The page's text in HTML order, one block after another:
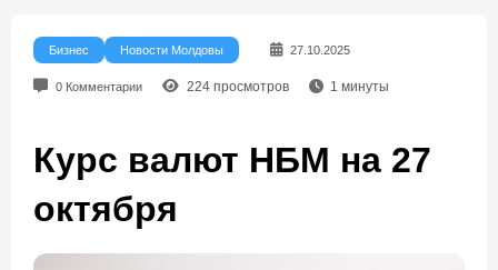
Бизнес Новости Молдовы 27.10.2025
0 Комментарии 224просмотров 1 минуты
Курс валют НБМ на 27
октября